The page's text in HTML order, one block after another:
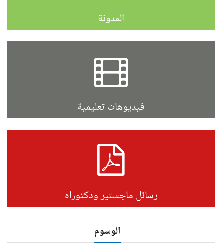
المدونة
فيديوهات تعليمية
رسائل ماجستير ودكتوراه
الوسوم